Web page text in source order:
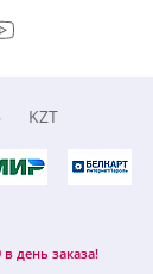
KZT
день заказа!